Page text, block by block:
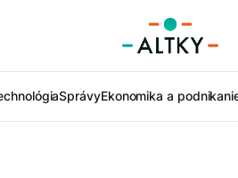
SprávyEkonomika a